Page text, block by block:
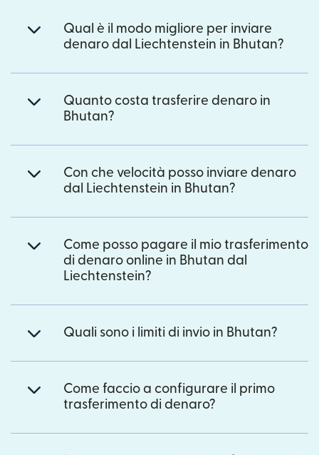
Qual è il modo migliore per inviare
denaro dal Liechtenstein in Bhutan?
Quanto costa trasferire denaro in
Bhutan?
Con che velocità posso inviare denaro
dal Liechtenstein in Bhutan?
Come posso pagare il mio trasferimento
di denaro online in Bhutan dal
Liechtenstein?
Quali sono i limiti di invio in Bhutan?
Come faccio a configurare il primo
trasferimento di denaro?